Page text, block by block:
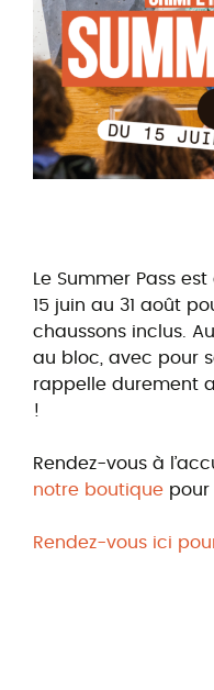
Le Summer Pass
15 juin au 31 août
chaussons inclus.
au bloc, avec pour
rappelle durement
!
Rendez-vous à
notre boutique pour
Rendez-vous ici